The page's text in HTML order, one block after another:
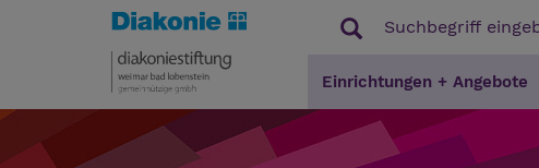
Einrichtungen + Angebote